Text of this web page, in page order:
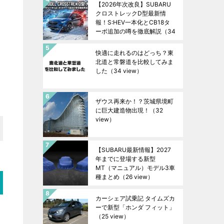
【2026年次改良】SUBARU
クロストレックD型最新情
報！S:HEV一本化とCB18タ
ーボ追加の噂を徹底解説 （34
快適に走れるのはどっち？東
北道と常磐道を比較してみま
した （34 view）
ザウス再来か！？茨城県境町
に巨大建造物出現！
（32
view）
【SUBARU最新情報】2027
年までに登場する新型
MT（マニュアル）モデル3車
種まとめ （26 view）
カーシェア試乗記 タイムズカ
ーで新型「ホンダ フィット」
（25 view）